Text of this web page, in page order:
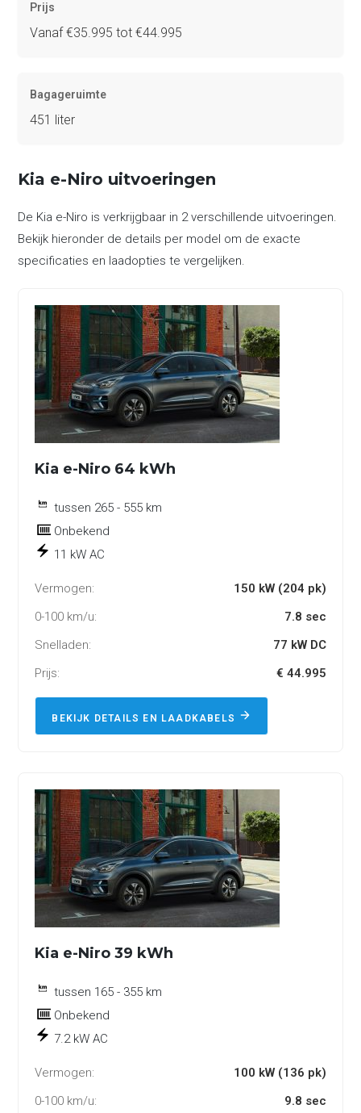
Prijs
Vanaf €35.995 tot €44.995
Bagageruimte
451 liter
Kia e-Niro uitvoeringen
De Kia e-Niro is verkrijgbaar in 2 verschillende uitvoeringen.
Bekijk hieronder de details per model om de exacte
specificaties en laadopties te vergelijken.
Kia e-Niro 64 kWh
tussen 265 - 555 km
Onbekend
11 kW AC
Vermogen:
150 kW (204 pk)
0-100 km/u:
7.8 sec
Snelladen:
77 kW DC
Prijs:
€ 44.995
BEKIJK DETAILS EN LAADKABELS
Kia e-Niro 39 kWh
tussen 165 - 355 km
Onbekend
7.2 kW AC
Vermogen:
100 kW (136 pk)
0-100 km/u:
9.8 sec